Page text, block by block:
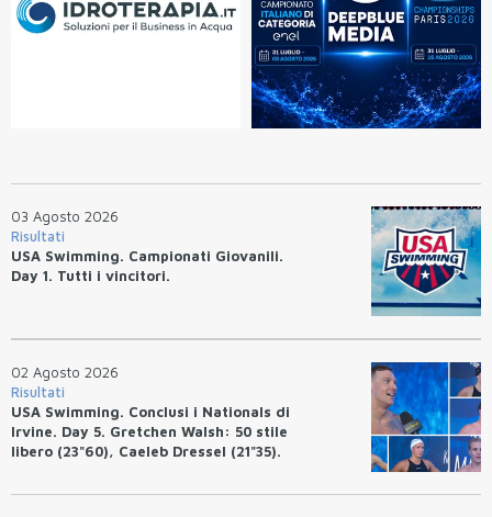
03 Agosto 2026
Risultati
USA Swimming. Campionati Giovanili.
Day 1. Tutti i vincitori.
02 Agosto 2026
Risultati
USA Swimming. Conclusi i Nationals di
Irvine. Day 5. Gretchen Walsh: 50 stile
libero (23"60), Caeleb Dressel (21"35).